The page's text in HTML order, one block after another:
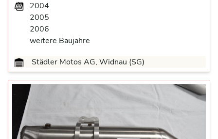
2004
2005
2006
weitere Baujahre
Städler Motos AG, Widnau (SG)